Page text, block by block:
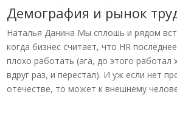
Демография и рынок
Наталья Данина Мы сплошь и рядом
когда бизнес считает, что HR
плохо работать (ага, до этого
вдруг раз, и перестал). И уж если нет
отечестве, то может к внешнему